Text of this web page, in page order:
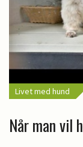
Livet med hund
Når man vil